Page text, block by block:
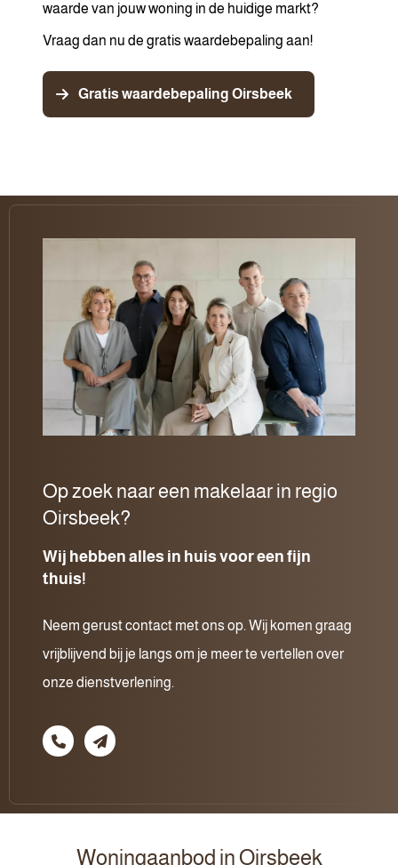
waarde van jouw woning in de huidige markt?
Vraag dan nu de gratis waardebepaling aan!
Gratis waardebepaling Oirsbeek
Op zoek naar een makelaar in regio
Oirsbeek?
Wij hebben alles in huis voor een fijn
thuis!
Neem gerust contact met ons op. Wij komen graag
vrijblijvend bij je langs om je meer te vertellen over
onze dienstverlening.
Woningaanbod in Oirsbeek